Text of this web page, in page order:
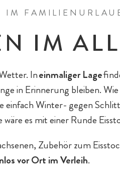
IM
IM
Ineinmaliger Lage
in Erinnerung bleiben.
einfach Winter- gegen
es mit einer Runde
Zubehör zum
vor Ort im Verleih.